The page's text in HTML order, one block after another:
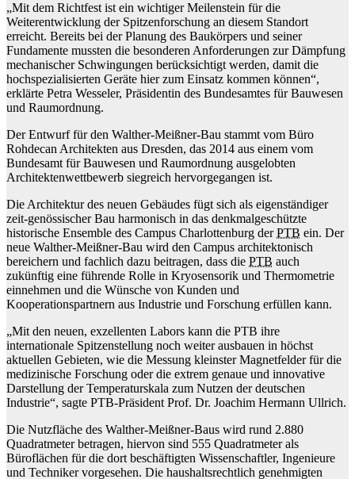
„Mit dem Richtfest ist ein wichtiger Meilenstein für die
Weiterentwicklung der Spitzenforschung an diesem Standort
erreicht. Bereits bei der Planung des Baukörpers und seiner
Fundamente mussten die besonderen Anforderungen zur Dämpfung
mechanischer Schwingungen berücksichtigt werden, damit die
hochspezialisierten Geräte hier zum Einsatz kommen können“,
erklärte Petra Wesseler, Präsidentin des Bundesamtes für Bauwesen
und Raumordnung.
Der Entwurf für den Walther-Meißner-Bau stammt vom Büro
Rohdecan Architekten aus Dresden, das 2014 aus einem vom
Bundesamt für Bauwesen und Raumordnung ausgelobten
Architektenwettbewerb siegreich hervorgegangen ist.
Die Architektur des neuen Gebäudes fügt sich als eigenständiger
zeit-genössischer Bau harmonisch in das denkmalgeschützte
historische Ensemble des Campus Charlottenburg derPTB ein. Der
neue Walther-Meißner-Bau wird den Campus architektonisch
bereichern und fachlich dazu beitragen, dass die PTB auch
zukünftig eine führende Rolle in Kryosensorik und Thermometrie
einnehmen und die Wünsche von Kunden und
Kooperationspartnern aus Industrie und Forschung erfüllen kann.
„Mit den neuen, exzellenten Labors kann die PTB ihre
internationale ‎‎Spitzenstellung noch weiter ausbauen in höchst
aktuellen Gebieten, wie die Messung kleinster Magnetfelder für die
medizinische Forschung oder die extrem genaue und innovative
Darstellung der Temperaturskala zum Nutzen der deutschen
Industrie“, sagte PTB-Präsident Prof. Dr. Joachim Hermann Ullrich.
Die Nutzfläche des Walther-Meißner-Baus wird rund 2.880
Quadratmeter betragen, hiervon sind 555 Quadratmeter als
Büroflächen für die dort beschäftigten Wissenschaftler, Ingenieure
und Techniker vorgesehen. Die haushaltsrechtlich genehmigten